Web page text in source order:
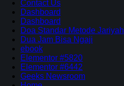
Contact Us
Dashboard
Dashboard
Doa Standar Metode Jariyah
Dua Jam Bisa Ngaji
ebook
Elementor #5820
Elementor #6442
Geeks Newsroom